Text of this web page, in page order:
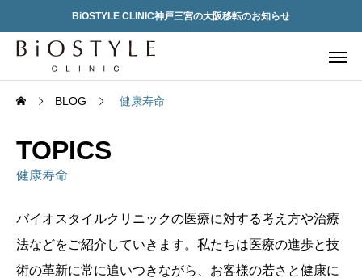
BiOSTYLE CLINIC神戸三宮の大阪移転のお知らせ
BLOG 健康寿命
TOPICS
健康寿命
バイオスタイルクリニックの医療に対する考え方や治療
法などをご紹介していきます。私たちは医療の進歩と技
術の革新に常に追いつきながら、お客様の若さと健康に